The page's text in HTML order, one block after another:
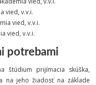
vied, v.v.i.
vied, v.v.i.
vied, v.v.i.
potrebami
štúdium prijímacia skúška,
na jeho žiadosť na základe